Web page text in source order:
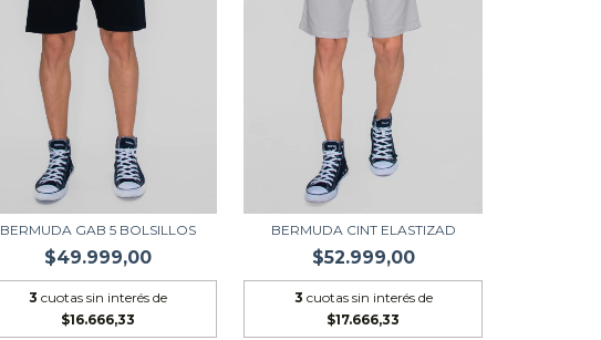
BERMUDA GAB 5 BOLSILLOS
$49.999,00
3 cuotas sin interés de
$16.666,33
BERMUDA CINT ELASTIZAD
$52.999,00
3 cuotas sin interés de
$17.666,33